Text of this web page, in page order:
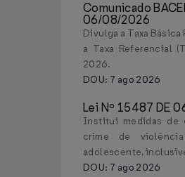
Comunicado
06/08/2026
Divulga a Taxa Básica
a Taxa Referencial
2026.
DOU: 7 ago 2026
Lei Nº 15487 DE
Institui medidas de
crime de
adolescente,
DOU: 7 ago 2026